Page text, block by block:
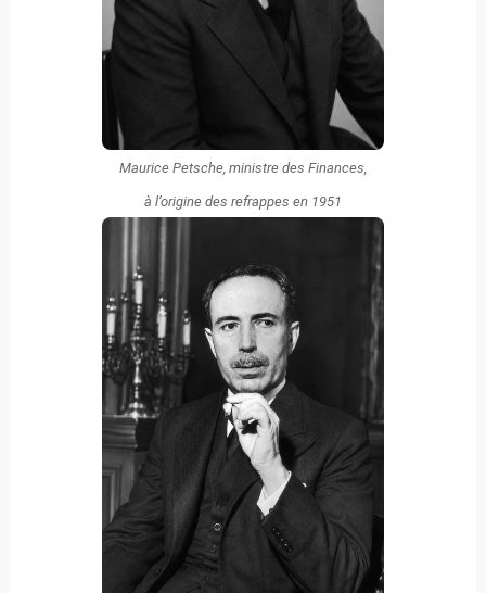
Maurice Petsche, ministre des Finances,
à l’origine des refrappes en 1951